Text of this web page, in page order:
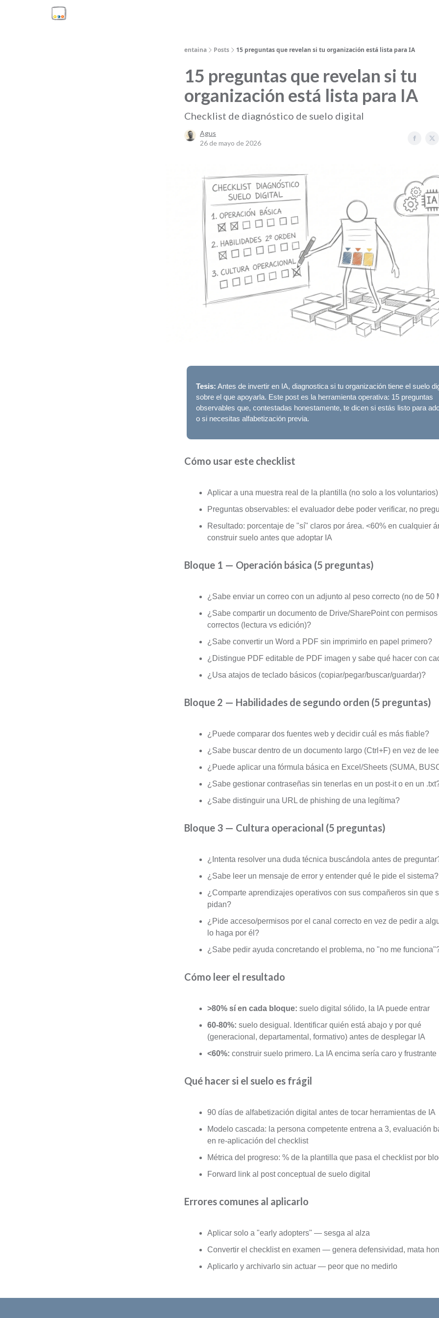
entaina Posts 15 preguntas que revelan si tu organización está lista para IA
15 preguntas que revelan si tu
organización está lista para IA
Checklist de diagnóstico de suelo digital
Agus
26 de mayo de 2026
Tesis: Antes de invertir en IA, diagnostica si tu organización tiene el suelo
sobre el que apoyarla. Este post es la herramienta operativa: 15 preguntas
observables que, contestadas honestamente, te dicen si estás listo para
o si necesitas alfabetización previa.
Cómo usar este checklist
Aplicar a una muestra real de la plantilla (no solo a los voluntarios)
Preguntas observables: el evaluador debe poder verificar, no
Resultado: porcentaje de "sí" claros por área. <60% en cualquier
construir suelo antes que adoptar IA
Bloque 1 — Operación básica (5 preguntas)
¿Sabe enviar un correo con un adjunto al peso correcto (no de 50
¿Sabe compartir un documento de Drive/SharePoint con permisos
correctos (lectura vs edición)?
¿Sabe convertir un Word a PDF sin imprimirlo en papel primero?
¿Distingue PDF editable de PDF imagen y sabe qué hacer con
¿Usa atajos de teclado básicos (copiar/pegar/buscar/guardar)?
Bloque 2 — Habilidades de segundo orden (5 preguntas)
¿Puede comparar dos fuentes web y decidir cuál es más fiable?
¿Sabe buscar dentro de un documento largo (Ctrl+F) en vez de
¿Puede aplicar una fórmula básica en Excel/Sheets (SUMA,
¿Sabe gestionar contraseñas sin tenerlas en un post-it o en un
¿Sabe distinguir una URL de phishing de una legítima?
Bloque 3 — Cultura operacional (5 preguntas)
¿Intenta resolver una duda técnica buscándola antes de
¿Sabe leer un mensaje de error y entender qué le pide el sistema?
¿Comparte aprendizajes operativos con sus compañeros sin que
pidan?
¿Pide acceso/permisos por el canal correcto en vez de pedir a
lo haga por él?
¿Sabe pedir ayuda concretando el problema, no "no me
Cómo leer el resultado
>80% sí en cada bloque: suelo digital sólido, la IA puede entrar
60-80%: suelo desigual. Identificar quién está abajo y por qué
(generacional, departamental, formativo) antes de desplegar IA
<60%: construir suelo primero. La IA encima sería caro y frustrante
Qué hacer si el suelo es frágil
90 días de alfabetización digital antes de tocar herramientas de IA
Modelo cascada: la persona competente entrena a 3, evaluación
en re-aplicación del checklist
Métrica del progreso: % de la plantilla que pasa el checklist por
Forward link al post conceptual de suelo digital
Errores comunes al aplicarlo
Aplicar solo a "early adopters" — sesga al alza
Convertir el checklist en examen — genera defensividad, mata
Aplicarlo y archivarlo sin actuar — peor que no medirlo